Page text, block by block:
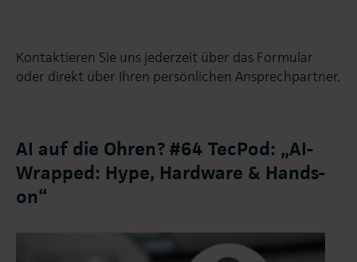
und sorgen für einen reibungslosen,
professionellen Projektablauf.
wir für Sie da.
Kontaktieren Sie uns jederzeit über das Formular
oder direkt über Ihren persönlichen Ansprechpartner.
AI auf die Ohren? #64 TecPod: „AI-
Wrapped: Hype, Hardware & Hands-
on“